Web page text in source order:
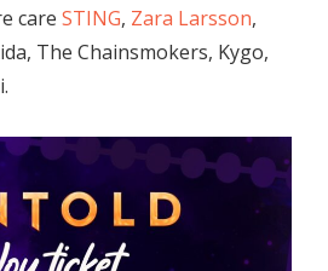
care STING, Zara Larsson,
The Chainsmokers, Kygo,